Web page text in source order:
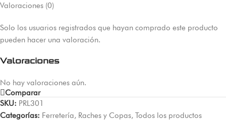
Valoraciones (0)
Valoraciones
No hay valoraciones aún.
Solo los usuarios registrados que hayan comprado este producto
pueden hacer una valoración.
Comparar
SKU: PRL301
Categorías: Ferretería, Raches y Copas, Todos los productos